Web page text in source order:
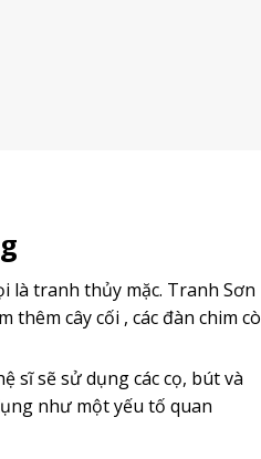
tranh thủy mặc. Tranh Sơn
cây cối , các đàn chim cò
sĩ sẽ sử dụng các cọ, bút và
như một yếu tố quan